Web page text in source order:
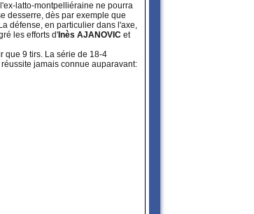
latto-montpelliéraine ne pourra
desserre, dès par exemple que
défense, en particulier dans l'axe,
les efforts d' Inès AJANOVIC et
que 9 tirs. La série de 18-4
jamais connue auparavant: